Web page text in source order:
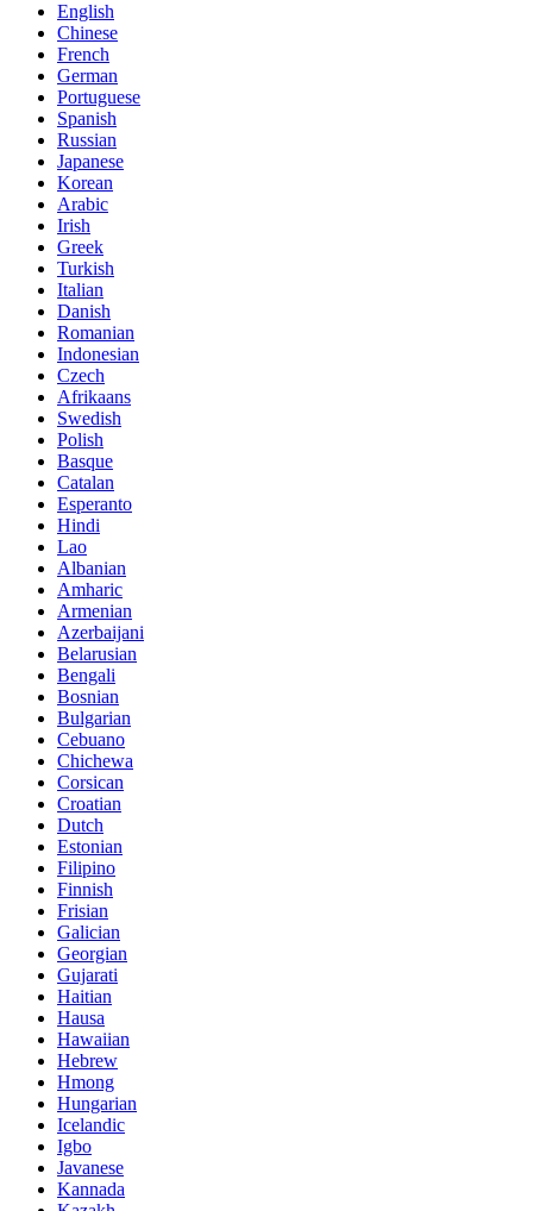
English
Chinese
French
German
Portuguese
Spanish
Russian
Japanese
Korean
Arabic
Irish
Greek
Turkish
Italian
Danish
Romanian
Indonesian
Czech
Afrikaans
Swedish
Polish
Basque
Catalan
Esperanto
Hindi
Lao
Albanian
Amharic
Armenian
Azerbaijani
Belarusian
Bengali
Bosnian
Bulgarian
Cebuano
Chichewa
Corsican
Croatian
Dutch
Estonian
Filipino
Finnish
Frisian
Galician
Georgian
Gujarati
Haitian
Hausa
Hawaiian
Hebrew
Hmong
Hungarian
Icelandic
Igbo
Javanese
Kannada